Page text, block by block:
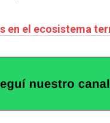
en el ecosistema